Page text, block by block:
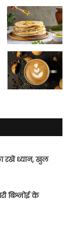
रखें ध्यान, खुल
बिश्नोई के